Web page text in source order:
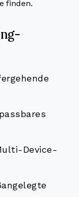
finden.
Device-